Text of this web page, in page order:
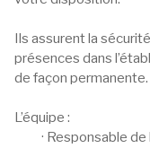
Ils assurent la
présences dans
de façon permanente.
L’équipe :
· Responsable